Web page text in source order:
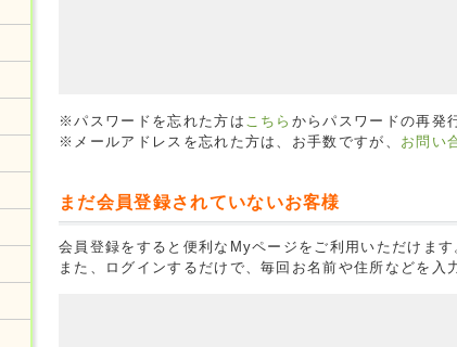
※パスワードを忘れた方は こちら からパスワードの再発
※メールアドレスを忘れた方は、お手数ですが、 お問い
まだ会員登録されていないお客様
会員登録をすると便利なMyページをご利用いただけます
また、ログインするだけで、毎回お名前や住所などを入